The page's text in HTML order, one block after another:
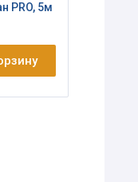
PRO, 5м